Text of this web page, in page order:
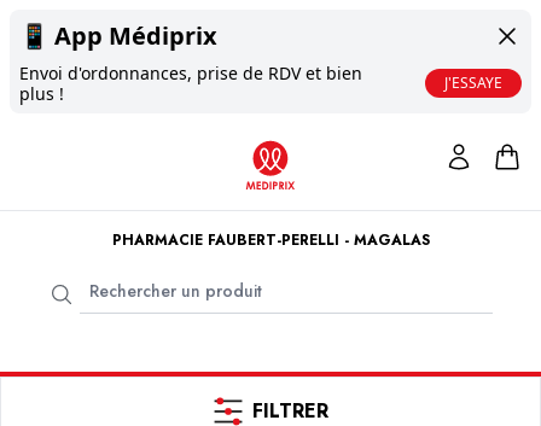
📱 App Médiprix
Envoi d'ordonnances, prise de RDV et bien
plus !
J'ESSAYE
PHARMACIE FAUBERT-PERELLI - MAGALAS
FILTRER